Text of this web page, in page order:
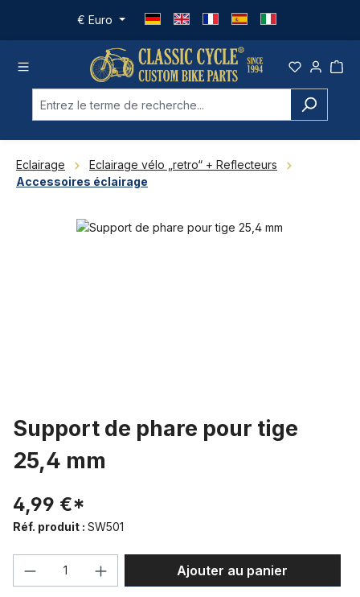
Passer au contenu principal
€ Euro
Eclairage
Eclairage vélo „retro“ + Reflecteurs
Accessoires éclairage
Ignorer la galerie d'images
Support de phare pour tige
25,4 mm
4,99 €*
Réf. produit : SW501
Quantité de produit : Entrez la
Ajouter au panier